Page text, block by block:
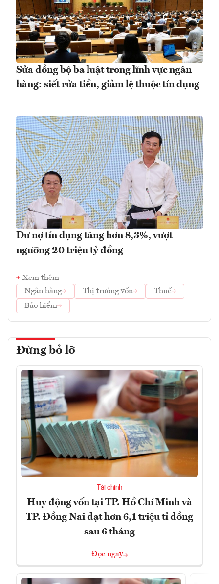
Sửa đồng bộ ba luật trong lĩnh vực ngân
hàng: siết rửa tiền, giảm lệ thuộc tín dụng
Dư nợ tín dụng tăng hơn 8,3%, vượt
ngưỡng 20 triệu tỷ đồng
Xem thêm
Ngân hàng
Thị trường vốn
Thuế
Bảo hiểm
Đừng bỏ lỡ
Tài chính
Huy động vốn tại TP. Hồ Chí Minh và
TP. Đồng Nai đạt hơn 6,1 triệu tỉ đồng
sau 6 tháng
Đọc ngay